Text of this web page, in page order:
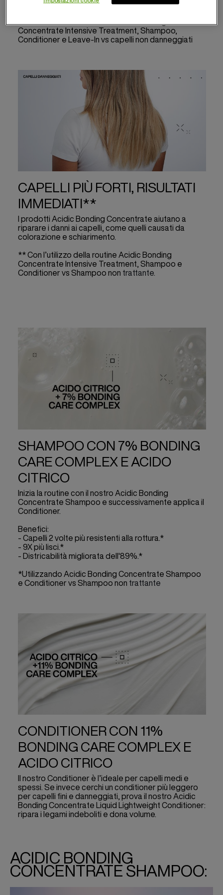
internamente e ridurne la rottura.
Concentrate Intensive Treatment, Shampoo,
Conditioner e Leave-In vs capelli non danneggiati
CAPELLI PIÙ FORTI, RISULTATI
IMMEDIATI**
I prodotti Acidic Bonding Concentrate aiutano a
riparare i danni ai capelli, come quelli causati da
colorazione e schiarimento.
** Con l’utilizzo della routine Acidic Bonding
Concentrate Intensive Treatment, Shampoo e
Conditioner vs Shampoo non trattante.
SHAMPOO CON 7% BONDING
CARE COMPLEX E ACIDO
CITRICO
Inizia la routine con il nostro Acidic Bonding
Concentrate Shampoo e successivamente applica il
Conditioner.
Benefici:
- Capelli 2 volte più resistenti alla rottura.*
- 9X più lisci.*
- Districabilità migliorata dell'89%.*
*Utilizzando Acidic Bonding Concentrate Shampoo
e Conditioner vs Shampoo non trattante
CONDITIONER CON 11%
BONDING CARE COMPLEX E
ACIDO CITRICO
Il nostro Conditioner è l’ideale per capelli medi e
spessi. Se invece cerchi un conditioner più leggero
per capelli fini e danneggiati, prova il nostro Acidic
Bonding Concentrate Liquid Lightweight Conditioner:
ripara i legami indeboliti e dona volume.
ACIDIC BONDING
CONCENTRATE SHAMPOO: